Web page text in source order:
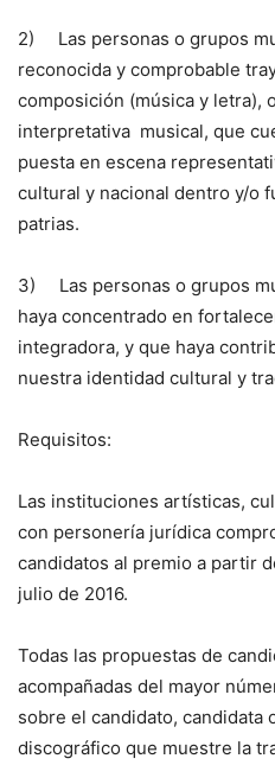
2) Las personas o grupos
reconocida y comprobable
composición (música y letra),
interpretativa musical, que
puesta en escena
cultural y nacional dentro y/o
patrias.
3) Las personas o grupos
haya concentrado en
integradora, y que haya
nuestra identidad cultural y
Requisitos:
Las instituciones artísticas,
con personería jurídica
candidatos al premio a partir
julio de 2016.
Todas las propuestas de
acompañadas del mayor
sobre el candidato, candidata
discográfico que muestre la